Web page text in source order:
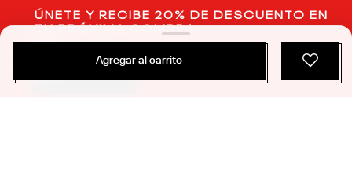
Agregar al carrito